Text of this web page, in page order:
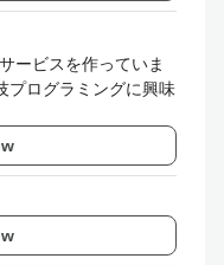
ービスを作っていま
プログラミングに興味